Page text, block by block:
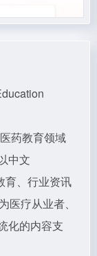
药教育领域
中文
、 行业资讯
医疗从业者、
化的内容支